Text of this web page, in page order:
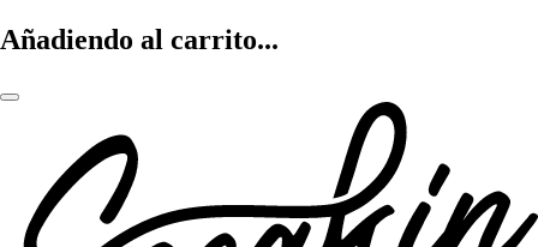
Añadiendo al carrito...